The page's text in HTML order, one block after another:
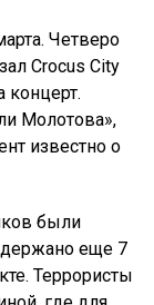
Четверо
Crocus City
Молотова»,
известно о
были
еще 7
Террористы